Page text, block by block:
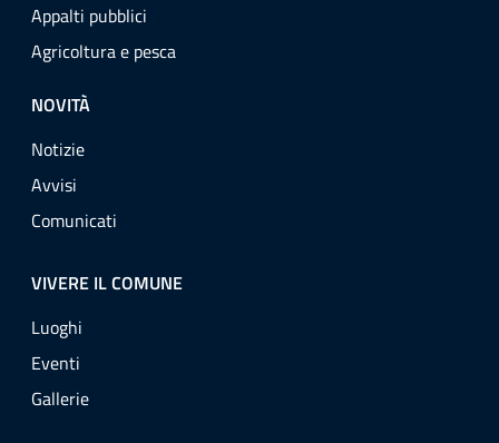
Appalti pubblici
Agricoltura e pesca
NOVITÀ
Notizie
Avvisi
Comunicati
VIVERE IL COMUNE
Luoghi
Eventi
Gallerie